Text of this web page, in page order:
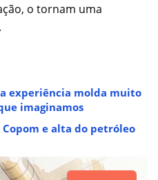
o tornam uma
experiência molda muito
imaginamos
e alta do petróleo